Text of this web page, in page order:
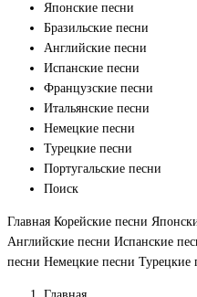
Японские песни
Бразильские песни
Английские песни
Испанские песни
Французские песни
Итальянские песни
Немецкие песни
Турецкие песни
Португальские песни
Поиск
Главная Корейские песни
Английские песни Испанские
песни Немецкие песни Турецкие